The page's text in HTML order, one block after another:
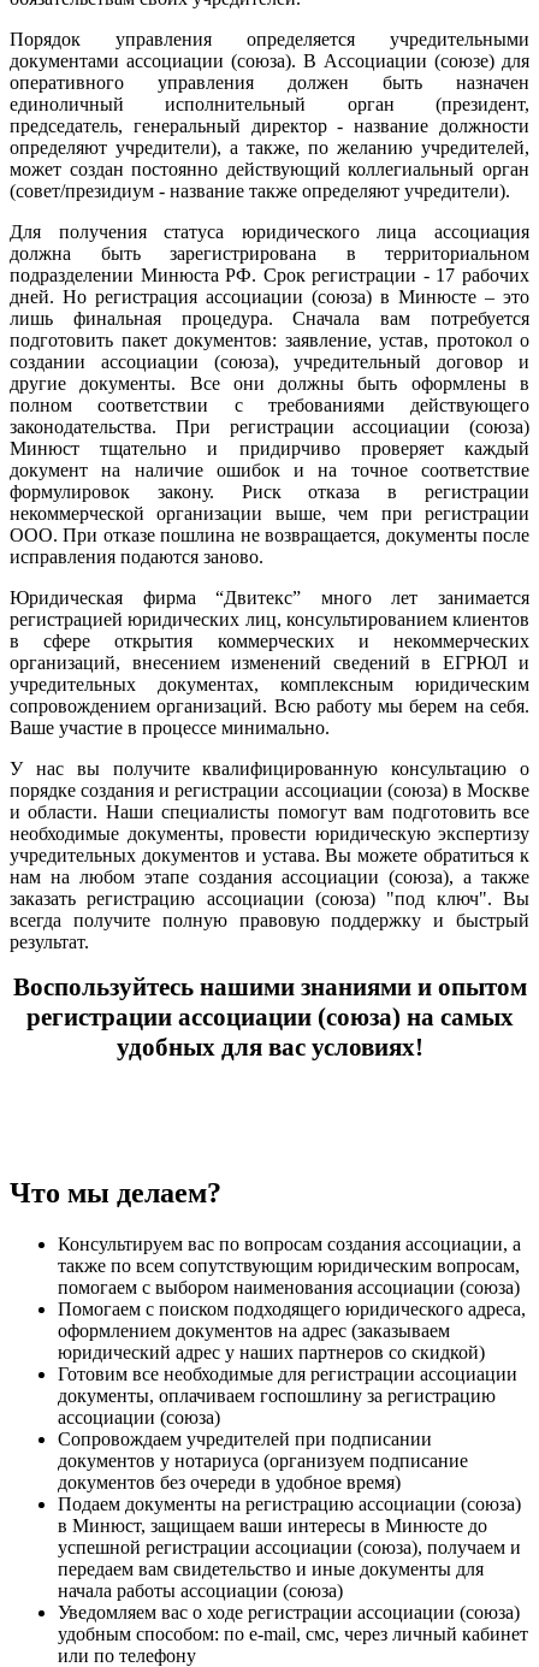
Порядок управления определяется учредительными
документами ассоциации (союза). В Ассоциации (союзе) для
оперативного управления должен быть назначен
единоличный исполнительный орган (президент,
председатель, генеральный директор - название должности
определяют учредители), а также, по желанию учредителей,
может создан постоянно действующий коллегиальный орган
(совет/президиум - название также определяют учредители).
Для получения статуса юридического лица ассоциация
должна быть зарегистрирована в территориальном
подразделении Минюста РФ. Срок регистрации - 17 рабочих
дней. Но регистрация ассоциации (союза) в Минюсте – это
лишь финальная процедура. Сначала вам потребуется
подготовить пакет документов: заявление, устав, протокол о
создании ассоциации (союза), учредительный договор и
другие документы. Все они должны быть оформлены в
полном соответствии с требованиями действующего
законодательства. При регистрации ассоциации (союза)
Минюст тщательно и придирчиво проверяет каждый
документ на наличие ошибок и на точное соответствие
формулировок закону. Риск отказа в регистрации
некоммерческой организации выше, чем при регистрации
ООО. При отказе пошлина не возвращается, документы после
исправления подаются заново.
Юридическая фирма “Двитекс” много лет занимается
регистрацией юридических лиц, консультированием клиентов
в сфере открытия коммерческих и некоммерческих
организаций, внесением изменений сведений в ЕГРЮЛ и
учредительных документах, комплексным юридическим
сопровождением организаций. Всю работу мы берем на себя.
Ваше участие в процессе минимально.
У нас вы получите квалифицированную консультацию о
порядке создания и регистрации ассоциации (союза) в Москве
и области. Наши специалисты помогут вам подготовить все
необходимые документы, провести юридическую экспертизу
учредительных документов и устава.Вы можете обратиться к
нам на любом этапе создания ассоциации (союза), а также
заказать регистрацию ассоциации (союза) "под ключ". Вы
всегда получите полную правовую поддержку и быстрый
результат.
Воспользуйтесь нашими знаниями и опытом
регистрации ассоциации (союза) на самых
удобных для вас условиях!
Что мы делаем?
Консультируем вас по вопросам создания ассоциации, а
также по всем сопутствующим юридическим вопросам,
помогаем с выбором наименования ассоциации (союза)
Помогаем с поиском подходящего юридического адреса,
оформлением документов на адрес (заказываем
юридический адрес у наших партнеров со скидкой)
Готовим все необходимые для регистрации ассоциации
документы, оплачиваем госпошлину за регистрацию
ассоциации (союза)
Сопровождаем учредителей при подписании
документов у нотариуса (организуем подписание
документов без очереди в удобное время)
Подаем документы на регистрацию ассоциации (союза)
в Минюст, защищаем ваши интересы в Минюсте до
успешной регистрации ассоциации (союза), получаем и
передаем вам свидетельство и иные документы для
начала работы ассоциации (союза)
Уведомляем вас о ходе регистрации ассоциации (союза)
удобным способом: по e-mail, смс, через личный кабинет
или по телефону